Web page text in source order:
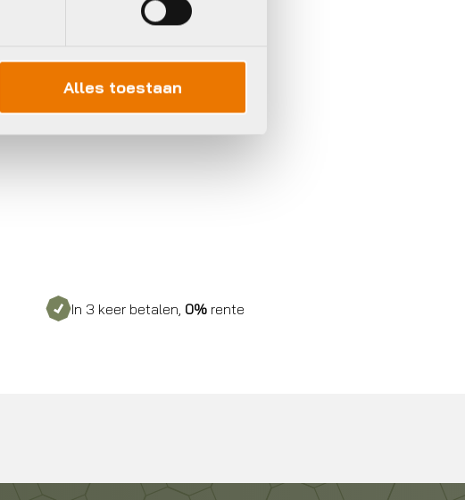
Alles toestaan
In 3 keer betalen, 0% rente